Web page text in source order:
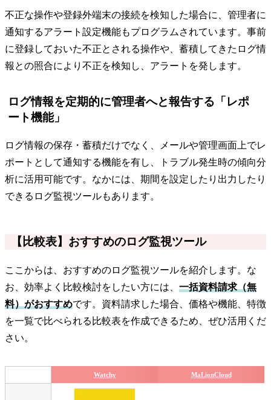
不正な操作や登録外端末の接続を検知した場合に、管理者に
通知するアラート設定機能もプログラムされています。事前
に登録しておいた不正とされる操作や、蓄積してきたログ情
報との照合により不正を検知し、アラートを発します。
ログ情報を定期的に管理者へと報告する「レポ
ート機能」
ログ情報の保存・蓄積だけでなく、メールや管理画面上でレ
ポートとして通知する機能を有し、トラブル発生時の傾向分
析に活用可能です。なかには、期間を設定したり出力したり
できるログ監視ツールもあります。
【比較表】おすすめのログ監視ツール
ここからは、おすすめのログ監視ツールを紹介します。な
お、効率よく比較検討をしたい方には、 一括資料請求（無
料）がおすすめです。資料請求した場合、価格や機能、特徴
を一覧で比べられる比較表を作成できるため、ぜひ活用くだ
さい。
Watchy MaLionCloud